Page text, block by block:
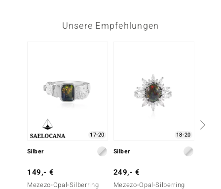
Unsere Empfehlungen
17-20
Silber
149,- €
Mezezo-Opal-Silberring
18-20
Silber
249,- €
Mezezo-Opal-Silberring